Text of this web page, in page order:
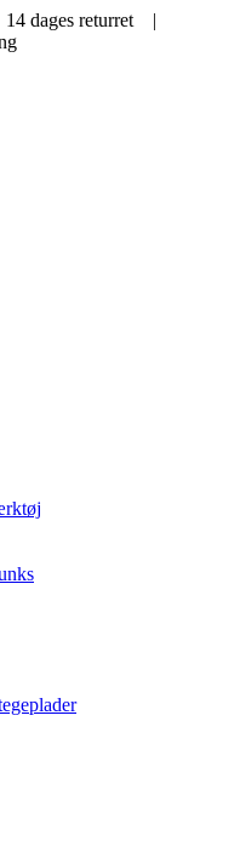
dages returret |